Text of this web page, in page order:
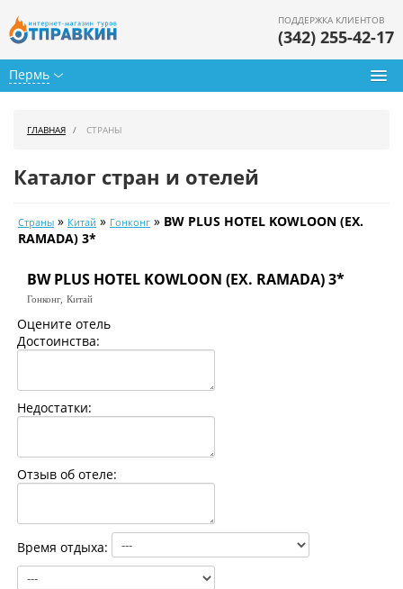
Пермь
ПОДДЕРЖКА КЛИЕНТОВ
(342) 255-42-17
Календарь туров
Страны
Как купить
Контакты
ГЛАВНАЯ СТРАНЫ
Каталог стран и отелей
Страны » Китай » Гонконг » BW PLUS HOTEL KOWLOON (EX.
RAMADA) 3*
BW PLUS HOTEL KOWLOON (EX. RAMADA) 3*
Гонконг, Китай
Оцените отель
Достоинства:
Недостатки:
Отзыв об отеле:
Время отдыха: